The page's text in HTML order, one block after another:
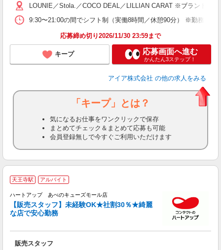
LOUNIE／Stola.／COCO DEAL／LILLIAN CARAT ※ブランド・
9:30〜21:00の間でシフト制（実働8時間／休憩90分） ※勤務時
応募締め切り2026/11/30 23:59まで
キープ 応募画面へ進む
かんたん3ステップ！
アイア株式会社 の他の求人をみる
「キープ」とは？
気になるお仕事をワンクリックで保存
まとめてチェック＆まとめて応募も可能
会員登録無しで今すぐご利用いただけます
天王寺駅 アルバイト
ハートアップ あべのキューズモール店
【販売スタッフ】未経験OK★社割30％★綺麗
な店で安心勤務
販売スタッフ